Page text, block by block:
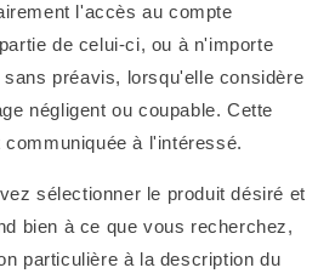
l'accès au compte
de celui-ci, ou à n'importe
préavis, lorsqu'elle considère
négligent ou coupable. Cette
à l'intéressé.
sélectionner le produit désiré et
bien à ce que vous recherchez,
particulière à la description du